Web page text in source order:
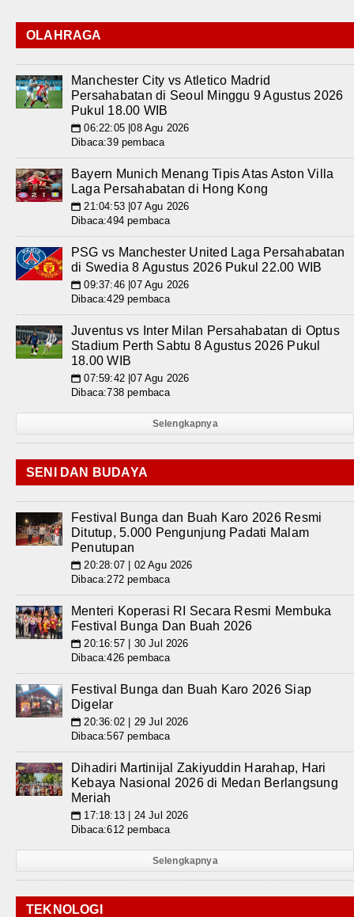
OLAHRAGA
Manchester City vs Atletico Madrid
Persahabatan di Seoul Minggu 9 Agustus 2026
Pukul 18.00 WIB
📅 06:22:05 |08 Agu 2026
Dibaca:39 pembaca
Bayern Munich Menang Tipis Atas Aston Villa
Laga Persahabatan di Hong Kong
📅 21:04:53 |07 Agu 2026
Dibaca:494 pembaca
PSG vs Manchester United Laga Persahabatan
di Swedia 8 Agustus 2026 Pukul 22.00 WIB
📅 09:37:46 |07 Agu 2026
Dibaca:429 pembaca
Juventus vs Inter Milan Persahabatan di Optus
Stadium Perth Sabtu 8 Agustus 2026 Pukul
18.00 WIB
📅 07:59:42 |07 Agu 2026
Dibaca:738 pembaca
Selengkapnya
SENI DAN BUDAYA
Festival Bunga dan Buah Karo 2026 Resmi
Ditutup, 5.000 Pengunjung Padati Malam
Penutupan
📅 20:28:07 | 02 Agu 2026
Dibaca:272 pembaca
Menteri Koperasi RI Secara Resmi Membuka
Festival Bunga Dan Buah 2026
📅 20:16:57 | 30 Jul 2026
Dibaca:426 pembaca
Festival Bunga dan Buah Karo 2026 Siap
Digelar
📅 20:36:02 | 29 Jul 2026
Dibaca:567 pembaca
Dihadiri Martinijal Zakiyuddin Harahap, Hari
Kebaya Nasional 2026 di Medan Berlangsung
Meriah
📅 17:18:13 | 24 Jul 2026
Dibaca:612 pembaca
Selengkapnya
TEKNOLOGI